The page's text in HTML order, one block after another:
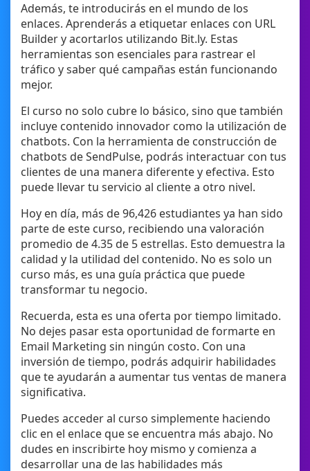
Además, te introducirás en el mundo de los
enlaces. Aprenderás a etiquetar enlaces con URL
Builder y acortarlos utilizando Bit.ly. Estas
herramientas son esenciales para rastrear el
tráfico y saber qué campañas están funcionando
mejor.
El curso no solo cubre lo básico, sino que también
incluye contenido innovador como la utilización de
chatbots. Con la herramienta de construcción de
chatbots de SendPulse, podrás interactuar con tus
clientes de una manera diferente y efectiva. Esto
puede llevar tu servicio al cliente a otro nivel.
Hoy en día, más de 96,426 estudiantes ya han sido
parte de este curso, recibiendo una valoración
promedio de 4.35 de 5 estrellas. Esto demuestra la
calidad y la utilidad del contenido. No es solo un
curso más, es una guía práctica que puede
transformar tu negocio.
Recuerda, esta es una oferta por tiempo limitado.
No dejes pasar esta oportunidad de formarte en
Email Marketing sin ningún costo. Con una
inversión de tiempo, podrás adquirir habilidades
que te ayudarán a aumentar tus ventas de manera
significativa.
Puedes acceder al curso simplemente haciendo
clic en el enlace que se encuentra más abajo. No
dudes en inscribirte hoy mismo y comienza a
desarrollar una de las habilidades más